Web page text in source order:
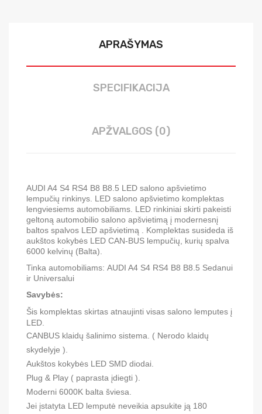
APRAŠYMAS
SPECIFIKACIJA
APŽVALGOS (0)
AUDI A4 S4 RS4 B8 B8.5 LED salono apšvietimo
lempučių rinkinys. LED salono apšvietimo komplektas
lengviesiems automobiliams. LED rinkiniai skirti pakeisti
geltoną automobilio salono apšvietimą į modernesnį
baltos spalvos LED apšvietimą . Komplektas susideda iš
aukštos kokybės LED CAN-BUS lempučių, kurių spalva
6000 kelvinų (Balta).
Tinka automobiliams: AUDI A4 S4 RS4 B8 B8.5 Sedanui
ir Universalui
Savybės:
Šis komplektas skirtas atnaujinti visas salono lemputes į
LED.
CANBUS klaidų šalinimo sistema. ( Nerodo klaidų
skydelyje ).
Aukštos kokybės LED SMD diodai.
Plug & Play ( paprasta įdiegti ).
Moderni 6000K balta šviesa.
Jei įstatyta LED lemputė neveikia apsukite ją 180